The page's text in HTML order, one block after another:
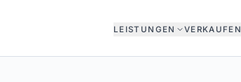
LEISTUNGEN VERKAUFEN